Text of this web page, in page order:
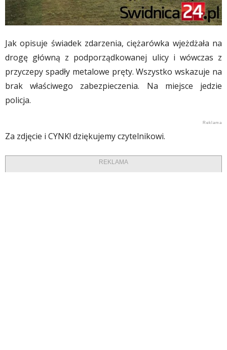
Jak opisuje świadek zdarzenia, ciężarówka wjeżdżała na
drogę główną z podporządkowanej ulicy i wówczas z
przyczepy spadły metalowe pręty. Wszystko wskazuje na
brak właściwego zabezpieczenia. Na miejsce jedzie
policja.
Za zdjęcie i CYNK! dziękujemy czytelnikowi.
REKLAMA